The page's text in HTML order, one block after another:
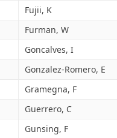
Fujii, K
Furman, W
Goncalves, I
Gonzalez-Romero, E
Gramegna, F
Guerrero, C
Gunsing, F